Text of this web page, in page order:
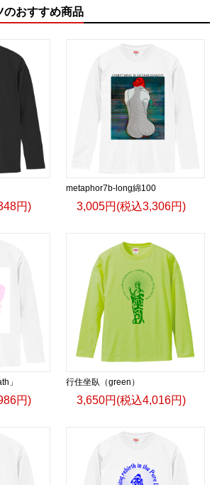
のおすすめ商品
円)
metaphor7b-long綿100
3,005円(税込3,306円)
」
円)
行住坐臥（green）
3,650円(税込4,016円)